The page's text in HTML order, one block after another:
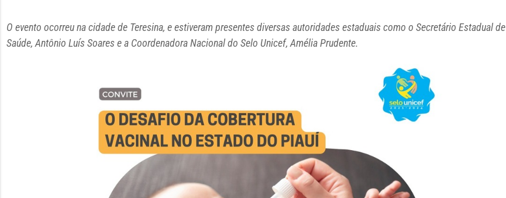
O evento ocorreu na cidade de Teresina, e estiveram presentes diversas autoridades estaduais como o Secretário Estadual de
Saúde, Antônio Luís Soares e a Coordenadora Nacional do Selo Unicef, Amélia Prudente.